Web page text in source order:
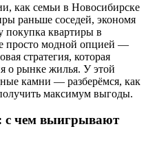
как семьи в Новосибирске
раньше соседей, экономя
покупка квартиры в
просто модной опцией —
стратегия, которая
о рынке жилья. У этой
камни — разберёмся, как
максимум выгоды.
с чем выигрывают